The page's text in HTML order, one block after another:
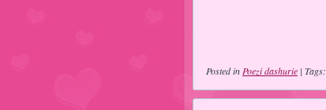
Posted in Poezi dashurie | Tags: